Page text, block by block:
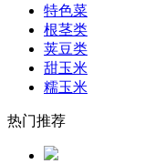
特色菜
根茎类
荚豆类
甜玉米
糯玉米
热门推荐